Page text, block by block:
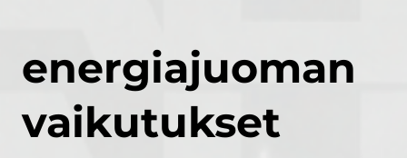
energiajuoman
vaikutukset